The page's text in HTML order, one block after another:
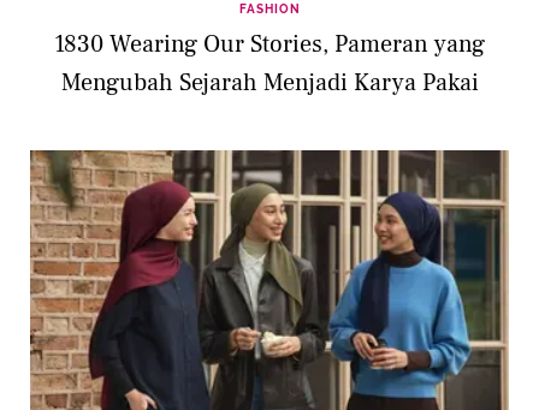
FASHION
1830 Wearing Our Stories, Pameran yang
Mengubah Sejarah Menjadi Karya Pakai